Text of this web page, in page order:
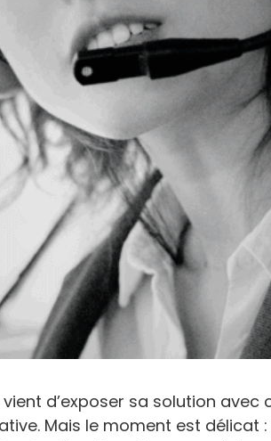
d’exposer sa solution
Mais le moment est délicat